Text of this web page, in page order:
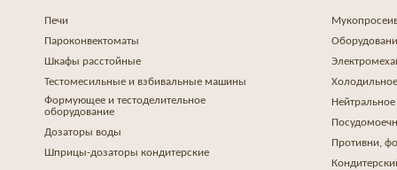
Печи
Пароконвектоматы
Шкафы расстойные
Тестомесильные и взбивальные машины
Формующее и тестоделительное
оборудование
Дозаторы воды
Шприцы-дозаторы кондитерские
Противни,